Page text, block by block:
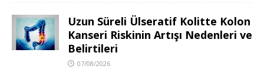
Uzun Süreli Ülseratif Kolitte Kolon
Kanseri Riskinin Artışı Nedenleri ve
Belirtileri
07/08/2026